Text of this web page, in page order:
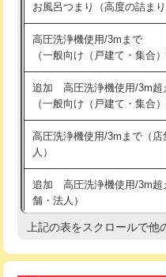
式・ワンホール）)
交換・取付(排水栓・排水ト
（P/S/ポップアップ））
交換・取付（その他部品）
持込商品取付（単水栓）
持込商品取付（混合水栓）
持込商品取付（浄水器・分岐
持込商品取付（温水洗浄便座
持込商品取付（普通便座⇔
お風呂つまり（高度の詰まり
高圧洗浄機使用/3mまで
（一般向け（戸建て・集合）
追加 高圧洗浄機使用/3m超
（一般向け（戸建て・集合）
高圧洗浄機使用/3mまで（店
人）
追加 高圧洗浄機使用/3m超
舗・法人）
高度高圧洗浄換
上記の表をスクロールで他